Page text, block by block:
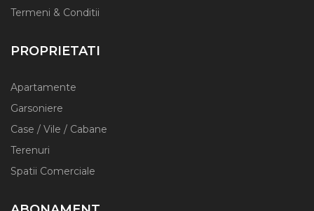
Termeni & Conditii
PROPRIETATI
Apartamente
Garsoniere
Case / Vile / Cabane
Terenuri
Spatii Comerciale